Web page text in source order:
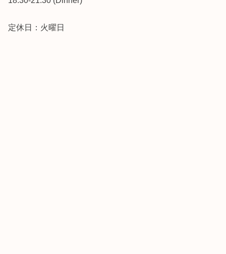
定休日：火曜日